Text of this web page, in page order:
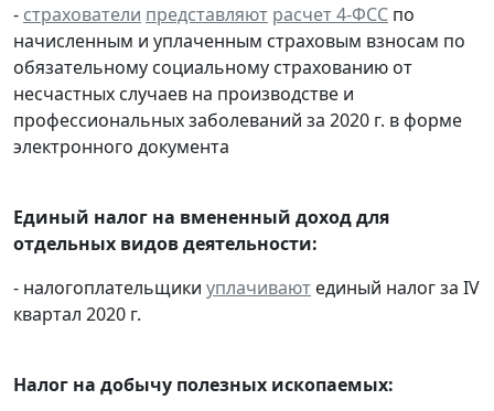
- страхователи представляют расчет 4-ФСС по
начисленным и уплаченным страховым взносам по
обязательному социальному страхованию от
несчастных случаев на производстве и
профессиональных заболеваний за 2020 г. в форме
электронного документа
Единый налог на вмененный доход для
отдельных видов деятельности:
- налогоплательщики уплачивают единый налог за IV
квартал 2020 г.
Налог на добычу полезных ископаемых: